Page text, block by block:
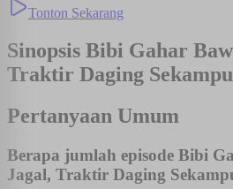
Tonton Sekarang
Sinopsis Bibi Gahar
Traktir Daging
Pertanyaan Umum
Berapa jumlah episode Bibi
Jagal, Traktir Daging